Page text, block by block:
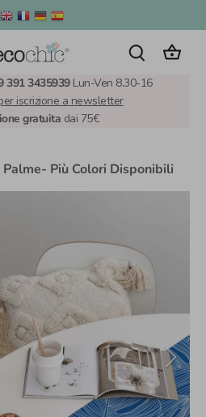
391 3435939 Lun-Ven 8.30-16
iscrizione a newsletter
gratuita dai 75€
Più Colori Disponibili